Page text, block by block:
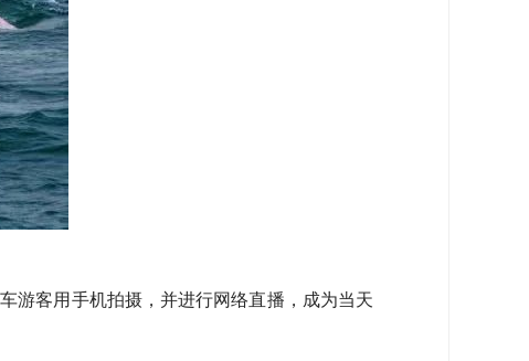
客用手机拍摄，并进行网络直播，成为当天